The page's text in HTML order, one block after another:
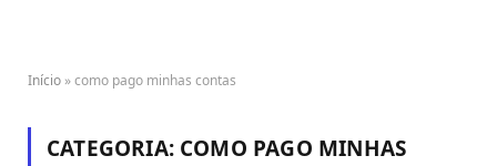
Início »como pago minhas contas
CATEGORIA: COMO PAGO MINHAS